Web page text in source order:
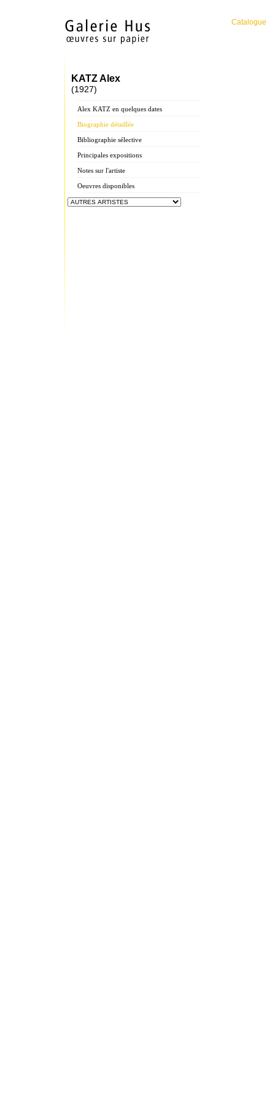
Catalogue
KATZ Alex
(1927)
Alex KATZ en quelques dates
Biographie détaillée
Bibliographie sélective
Principales expositions
Notes sur l'artiste
Oeuvres disponibles